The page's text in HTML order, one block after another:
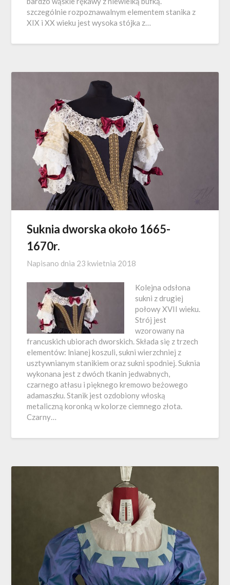
szczególnie rozpoznawalnym elementem stanika z
XIX i XX wieku jest wysoka stójka z…
Suknia dworska około 1665-
1670r.
Napisano dnia 23 kwietnia 2018
Kolejna odsłona
sukni z drugiej
połowy XVII wieku.
Strój jest
wzorowany na
francuskich ubiorach dworskich. Składa się z trzech
elementów: lnianej koszuli, sukni wierzchniej z
usztywnianym stanikiem oraz sukni spodniej. Suknia
wykonana jest z dwóch tkanin jedwabnych,
czarnego atłasu i pięknego kremowo beżowego
adamaszku. Stanik jest ozdobiony włoską
metaliczną koronką w kolorze ciemnego złota.
Czarny…